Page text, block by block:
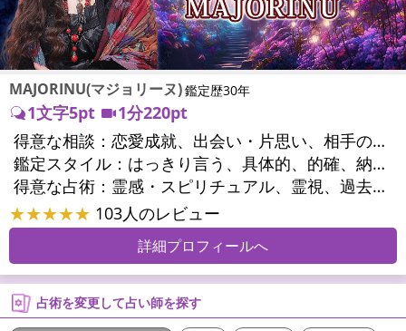
MAJORINU(マジョリーヌ)鑑定歴30年
1文字5pt
1分220pt
得意な相談：
恋愛成就、出会い・片思い、相手の気持ち、相性、縁結び、結婚、男心・女心、二人の今後、複雑な恋愛、三角関係、略奪愛、浮気、不倫、復活愛、復縁、離婚、同性愛・LGBT、人間関係、職場の人間関係、対人関係、仕事運、適職、天職、転職、進路、就職、人生全般、使命、経営相談、人事、開業、夢、目標、ビジネスチャンス、ビジネスパートナー、パワーハラスメント、セクシャルハラスメント、家族関係、夫婦関係、家庭問題、夫婦問題、親族問題、育児・子育て、シングルマザー、ドメスティックバイオレンス、相続関係、精神問題、心の問題、うつ、トラウマ、ストレス、いじめ、人生相談、霊的問題、魂の本質、前世、ペットの気持ち、パワーストーン選択、引越し・転居、方位、健康運、金運、金銭トラブル、ご近所問題、縁切り
鑑定スタイル：
はっきり言う、具体的、的確、納得感、情報量が多い、友達のように相談できる、聞き上手、とても話しやすい、じっくり聞いてくれる、愛にあふれ温かい、深く濃厚、勇気をくれる、前向き・元気になれる、実力派
得意な占術：
霊感・スピリチュアル、霊視、過去視、未来予知、前世・来世、波動修正、オーラ、エネルギー調整、ソウルメイト、チャネリング、ペットの気持ち、タロット、オラクルカード、風水、姓名判断、九星気学、四柱推命、占星術、数秘術、カラー診断、易学、祈祷、祈願、縁結び、縁切り、ダウジング、ルーン、パワーストーン、カウンセリング、オリジナル占術、ルノルマンカード
★★★★★ 103人のレビュー
詳細プロフィールへ
占術を変更して占い師を探す